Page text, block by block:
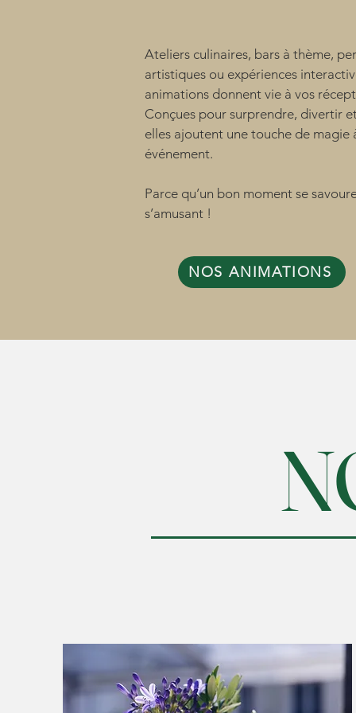
Ateliers culinaires, bars à thème,
artistiques ou expériences
animations donnent vie à vos
Conçues pour surprendre, divertir
elles ajoutent une touche de magie
événement.
Parce qu’un bon moment se
s’amusant !
NOS ANIMATIONS